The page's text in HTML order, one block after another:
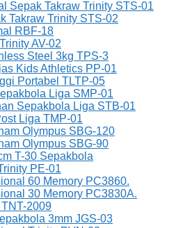
Sepak Takraw Trinity STS-01
Takraw Trinity STS-02
RBF-18
AV-02
Steel 3kg TPS-3
Kids Athletics PP-01
Portabel TLTP-05
Liga SMP-01
Sepakbola Liga STB-01
Liga TMP-01
Olympus SBG-120
Olympus SBG-90
T-30 Sepakbola
PE-01
60 Memory PC3860.
30 Memory PC3830A.
2009
3mm JGS-03